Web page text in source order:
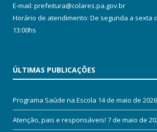
E-mail: prefeitura@colares.pa.gov.br
Horário de atendimento: De segunda a sexta
13:00hs
ÚLTIMAS PUBLICAÇÕES
Programa Saúde na Escola 14 de maio de 2026
Atenção, pais e responsáveis! 7 de maio de